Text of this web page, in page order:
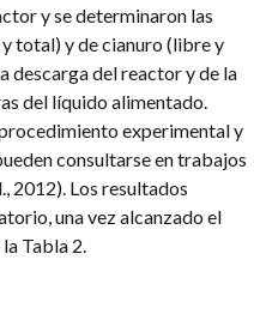
y se determinaron las
total) y de cianuro (libre y
descarga del reactor y de la
del líquido alimentado.
experimental y
consultarse en trabajos
2012). Los resultados
una vez alcanzado el
Tabla 2.